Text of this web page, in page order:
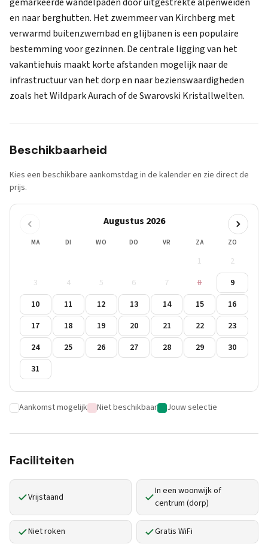
en naar berghutten. Het zwemmeer van Kirchberg met
verwarmd buitenzwembad en glijbanen is een populaire
bestemming voor gezinnen. De centrale ligging van het
vakantiehuis maakt korte afstanden mogelijk naar de
infrastructuur van het dorp en naar bezienswaardigheden
zoals het Wildpark Aurach of de Swarovski Kristallwelten.
Beschikbaarheid
Kies een beschikbare aankomstdag in de kalender en zie direct de
prijs.
Augustus 2026
MA DI WO DO VR ZA ZO
1
2
3
4 5 6 7 8
9
10
11 12 13 14 15
16
17
18 19 20 21 22
23
24
25 26 27 28 29
30
31
Aankomst mogelijk Niet beschikbaar Jouw selectie
Faciliteiten
Vrijstaand
In een woonwijk of
centrum (dorp)
Niet roken Gratis WiFi